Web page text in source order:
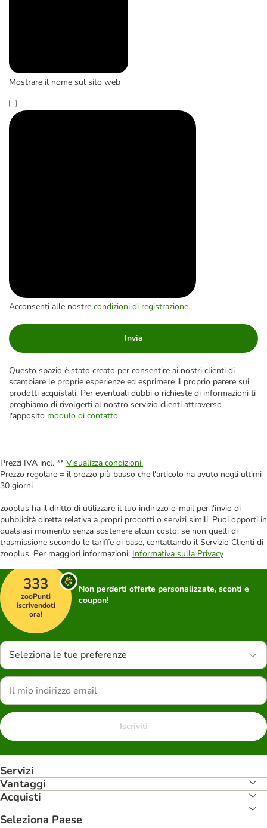
Mostrare il nome sul sito web
Acconsenti alle nostre condizioni di registrazione
Invia
Questo spazio è stato creato per consentire ai nostri clienti di
scambiare le proprie esperienze ed esprimere il proprio parere sui
prodotti acquistati. Per eventuali dubbi o richieste di informazioni ti
preghiamo di rivolgerti al nostro servizio clienti attraverso
l'apposito modulo di contatto
Prezzi IVA incl. ** Visualizza condizioni.
Prezzo regolare = il prezzo più basso che l'articolo ha avuto negli ultimi
30 giorni
zooplus ha il diritto di utilizzare il tuo indirizzo e-mail per l'invio di
pubblicità diretta relativa a propri prodotti o servizi simili. Puoi opporti in
qualsiasi momento senza sostenere alcun costo, se non quelli di
trasmissione secondo le tariffe di base, contattando il Servizio Clienti di
zooplus. Per maggiori informazioni: Informativa sulla Privacy
333
zooPunti
iscrivendoti
ora!
Non perderti offerte personalizzate, sconti e
coupon!
Seleziona le tue preferenze
Iscriviti
Servizi
Vantaggi
Acquisti
Seleziona Paese